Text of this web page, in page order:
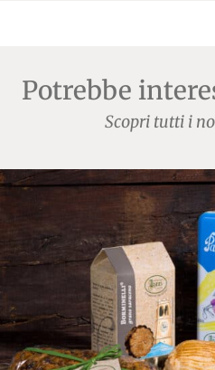
Potrebbe
Scopri tutti i